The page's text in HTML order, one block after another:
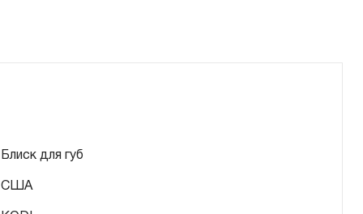
Блиск для губ
США